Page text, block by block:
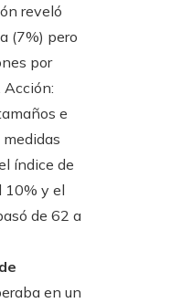
reveló
(7%) pero
por
Acción:
e
índice de
10% y el
de 62 a
en un